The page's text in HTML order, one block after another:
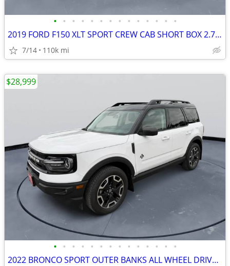
• • • • • • • • • • • • • •
2019 FORD F150 XLT SPORT CREW CAB SHORT BOX 2.7 ECO BOOST #519153
7/14 110k mi
• • • • • • • • • • • • • •
2022 BRONCO SPORT OUTER BANKS ALL WHEEL DRIVE HEATED SEATS #522104
$28,999